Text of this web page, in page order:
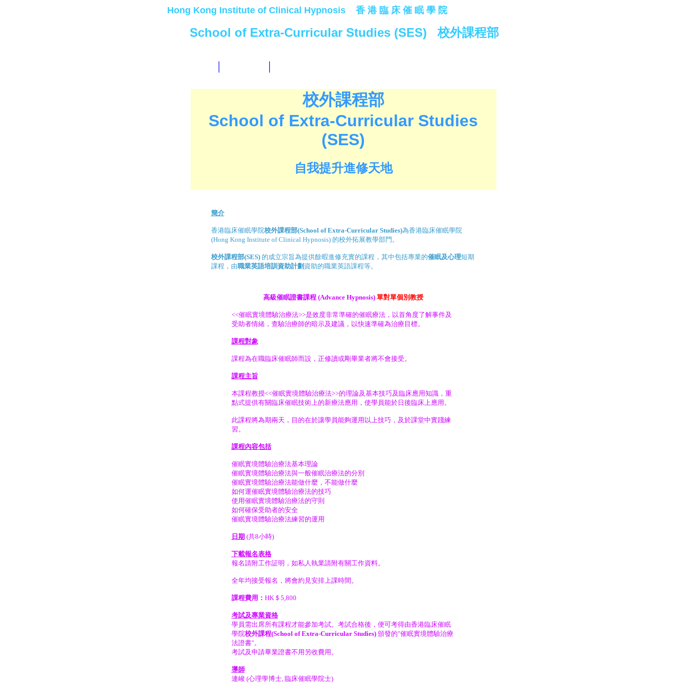
Hong Kong Institute of Clinical Hypnosis 香 港 臨 床 催 眠 學 院
School of Extra-Curricular Studies (SES) 校外課程部
| |
校外課程部
School of Extra-Curricular Studies
(SES)
自我提升進修天地
簡介
香港臨床催眠學院校外課程部(School of Extra-Curricular Studies)為香港臨床催眠學院
(Hong Kong Institute of Clinical Hypnosis) 的校外拓展教學部門。
校外課程部(SES) 的成立宗旨為提供餘暇進修充實的課程，其中包括專業的催眠及心理短期
課程，由職業英語培訓資助計劃 資助的職業英語課程等。
高級催眠證書課程 (Advance Hypnosis) 單對單個別教授
<<催眠實境體驗治療法>>是效度非常準確的催眠療法，以首角度了解事件及
受助者情緒，查驗治療師的暗示及建議，以快速準確為治療目標。
課程對象
課程為在職臨床催眠師而設，正修讀或剛畢業者將不會接受。
課程主旨
本課程教授<<催眠實境體驗治療法>>的理論及基本技巧及臨床應用知識，重
點式提供有關臨床催眠技術上的新療法應用，使學員能於日後臨床上應用。
此課程將為期兩天，目的在於讓學員能夠運用以上技巧，及於課堂中實踐練
習。
課程內容包括
催眠實境體驗治療法基本理論
催眠實境體驗治療法與一般催眠治療法的分別
催眠實境體驗治療法能做什麼，不能做什麼
如何運催眠實境體驗治療法的技巧
使用催眠實境體驗治療法的守則
如何確保受助者的安全
催眠實境體驗治療法練習的運用
日期 (共8小時)
下載報名表格
報名請附工作証明，如私人執業請附有關工作資料。
全年均接受報名，將會約見安排上課時間。
課程費用： HK＄5,800
考試及專業資格
學員需出席所有課程才能參加考試。考試合格後，便可考得由香港臨床催眠
學院校外課程(School of Extra-Curricular Studies)頒發的"催眠實境體驗治療
法證書"。
考試及申請畢業證書不用另收費用。
導師
連峻 (心理學博士, 臨床催眠學院士)